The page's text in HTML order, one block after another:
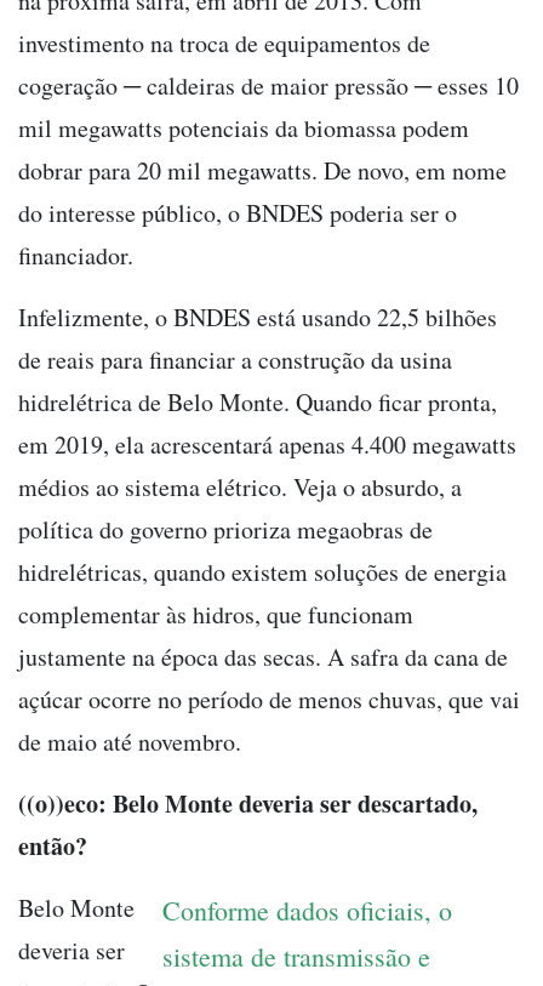
investimento na troca de equipamentos de
cogeração ─ caldeiras de maior pressão ─ esses 10
mil megawatts potenciais da biomassa podem
dobrar para 20 mil megawatts. De novo, em nome
do interesse público, o BNDES poderia ser o
financiador.
Infelizmente, o BNDES está usando 22,5 bilhões
de reais para financiar a construção da usina
hidrelétrica de Belo Monte. Quando ficar pronta,
em 2019, ela acrescentará apenas 4.400 megawatts
médios ao sistema elétrico. Veja o absurdo, a
política do governo prioriza megaobras de
hidrelétricas, quando existem soluções de energia
complementar às hidros, que funcionam
justamente na época das secas. A safra da cana de
açúcar ocorre no período de menos chuvas, que vai
de maio até novembro.
((o))eco: Belo Monte deveria ser descartado,
então?
Conforme dados oficiais, o
sistema de transmissão e
Belo Monte
deveria ser